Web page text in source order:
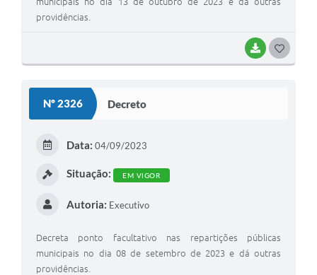
BAIXAR
providências.
Nº 2326 Decreto
Data: 04/09/2023
Situação: EM VIGOR
Autoria: Executivo
Decreta ponto facultativo nas repartições públicas
municipais no dia 08 de setembro de 2023 e dá outras
providências.